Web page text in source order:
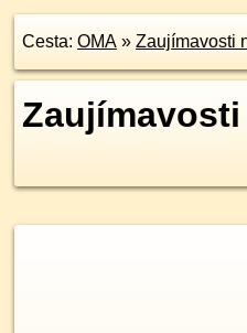
Cesta: OMA » Zaujímavosti